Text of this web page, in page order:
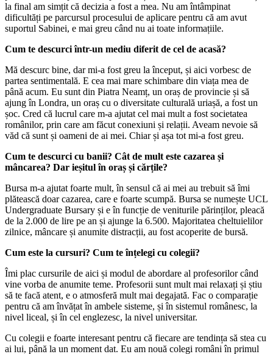
la final am simțit că decizia a fost a mea. Nu am întâmpinat
dificultăți pe parcursul procesului de aplicare pentru că am avut
suportul Sabinei, e mai greu când nu ai toate informațiile.
Cum te descurci într-un mediu diferit de cel de acasă?
Mă descurc bine, dar mi-a fost greu la început, și aici vorbesc de
partea sentimentală. E cea mai mare schimbare din viața mea de
până acum. Eu sunt din Piatra Neamț, un oraș de provincie și să
ajung în Londra, un oraș cu o diversitate culturală uriașă, a fost un
șoc. Cred că lucrul care m-a ajutat cel mai mult a fost societatea
românilor, prin care am făcut conexiuni și relații. Aveam nevoie să
văd că sunt și oameni de ai mei. Chiar și așa tot mi-a fost greu.
Cum te descurci cu banii? Cât de mult este cazarea și
mâncarea? Dar ieșitul în oraș și cărțile?
Bursa m-a ajutat foarte mult, în sensul că ai mei au trebuit să îmi
plătească doar cazarea, care e foarte scumpă. Bursa se numește UCL
Undergraduate Bursary și e în funcție de veniturile părinților, pleacă
de la 2.000 de lire pe an și ajunge la 6.500. Majoritatea cheltuielilor
zilnice, mâncare și anumite distracții, au fost acoperite de bursă.
Cum este la cursuri? Cum te înțelegi cu colegii?
Îmi plac cursurile de aici și modul de abordare al profesorilor când
vine vorba de anumite teme. Profesorii sunt mult mai relaxați și știu
să te facă atent, e o atmosferă mult mai degajată. Fac o comparație
pentru că am învățat în ambele sisteme, și în sistemul românesc, la
nivel liceal, și în cel englezesc, la nivel universitar.
Cu colegii e foarte interesant pentru că fiecare are tendința să stea cu
ai lui, până la un moment dat. Eu am nouă colegi români în primul